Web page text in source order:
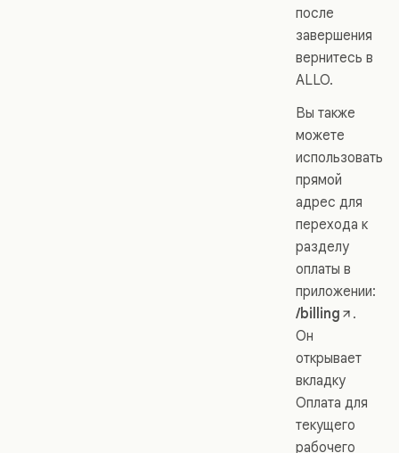
после
завершения
вернитесь в
ALLO.
Вы также
можете
использовать
прямой
адрес для
перехода к
разделу
оплаты в
приложении:
/billing
.
Он
открывает
вкладку
Оплата для
текущего
рабочего